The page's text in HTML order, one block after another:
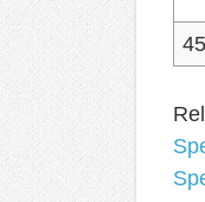
45